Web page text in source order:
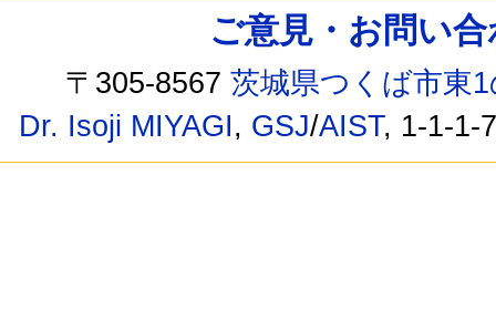
ご意見・お問い
〒305-8567茨城県つくば市東
Dr. Isoji MIYAGI, GSJ/AIST, 1-1-1-